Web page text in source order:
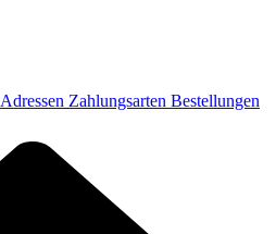
Adressen Zahlungsarten Bestellungen